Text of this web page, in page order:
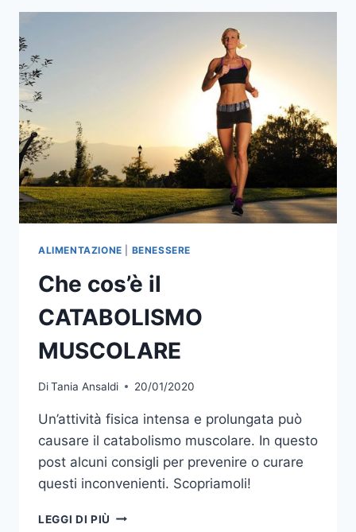
DA
ALIMENTAZIONE BENESSERE
Che cos’è il
CATABOLISMO
MUSCOLARE
DiTania Ansaldi 20/01/2020
Un’attività fisica intensa e prolungata può
causare il catabolismo muscolare. In questo
post alcuni consigli per prevenire o curare
questi inconvenienti. Scopriamoli!
LEGGI DI PIÙ CHE